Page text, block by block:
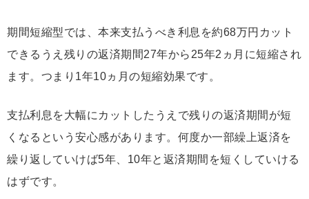
期間短縮型では、本来支払うべき利息を約68万円カット
できるうえ残りの返済期間27年から25年2ヵ月に短縮され
ます。つまり1年10ヵ月の短縮効果です。
支払利息を大幅にカットしたうえで残りの返済期間が短
くなるという安心感があります。何度か一部繰上返済を
繰り返していけば5年、10年と返済期間を短くしていける
はずです。